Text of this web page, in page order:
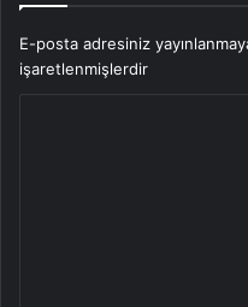
E-posta adresiniz
işaretlenmişlerdir